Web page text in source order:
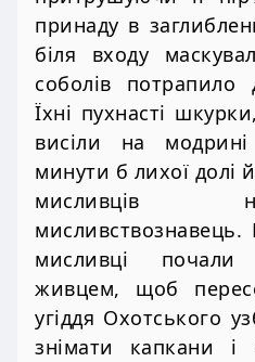
принаду в
біля входу
соболів
Їхні пухнасті
висіли на
минути б лихої долі
мисливців
мисливці
живцем, щоб
угіддя Охотського
знімати капкани і